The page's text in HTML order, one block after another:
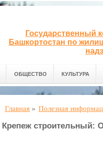
Государственный
Башкортостан по
ОБЩЕСТВО КУЛЬТУРА
Главная » Полезная
Крепеж строительный: